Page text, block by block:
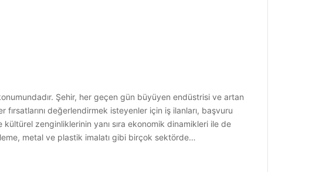
Şehir, her geçen gün büyüyen endüstrisi ve artan
değerlendirmek isteyenler için iş ilanları, başvuru
zenginliklerinin yanı sıra ekonomik dinamikleri ile de
metal ve plastik imalatı gibi birçok sektörde…